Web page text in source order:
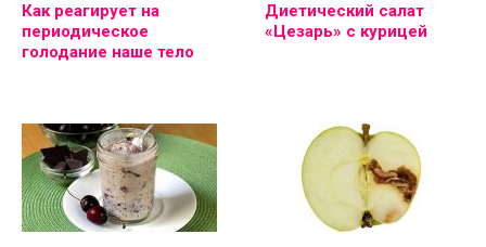
Как реагирует на
периодическое
голодание наше тело
Диетический салат
«Цезарь» с курицей